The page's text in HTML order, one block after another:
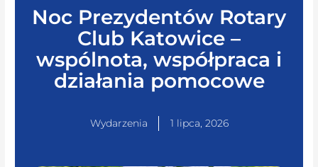
Noc Prezydentów Rotary
Club Katowice –
wspólnota, współpraca i
działania pomocowe
Wydarzenia 1 lipca, 2026